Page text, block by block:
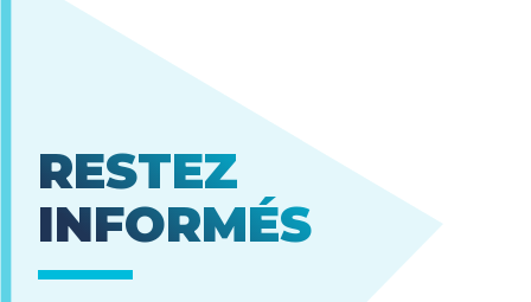
RESTEZ
INFORMÉS